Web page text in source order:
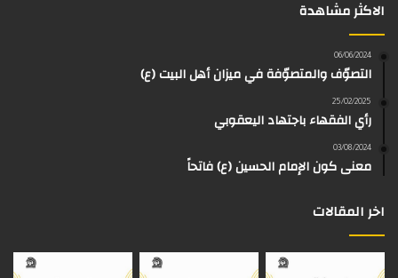
ب
م
الاكثر مشاهدة
06/06/2024
التصوّف والمتصوّفة في ميزان أهل البيت (ع)
25/02/2025
رأي الفقهاء باجتهاد اليعقوبي
03/08/2024
معنى كون الإمام الحسين (ع) فاتحاً
اخر المقالات